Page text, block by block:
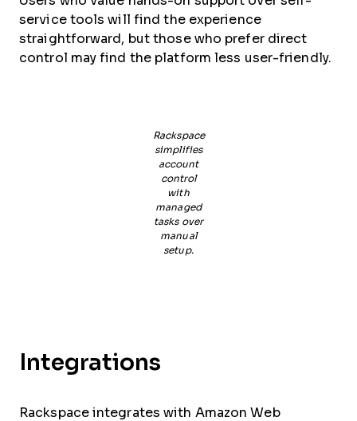
service tools will find the experience
straightforward, but those who prefer direct
control may find the platform less user-friendly.
Rackspace
simplifies
account
control
with
managed
tasks over
manual
setup.
Integrations
Rackspace integrates with Amazon Web